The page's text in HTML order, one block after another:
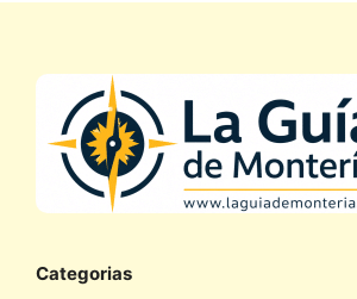
Categorias